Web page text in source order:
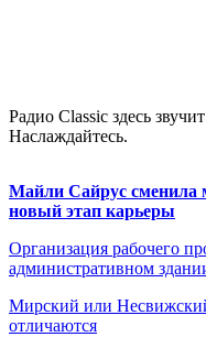
Радио Classic здесь
Наслаждайтесь.
Майли Сайрус сменила
новый этап карьеры
Организация рабочего
административном
Мирский или
отличаются